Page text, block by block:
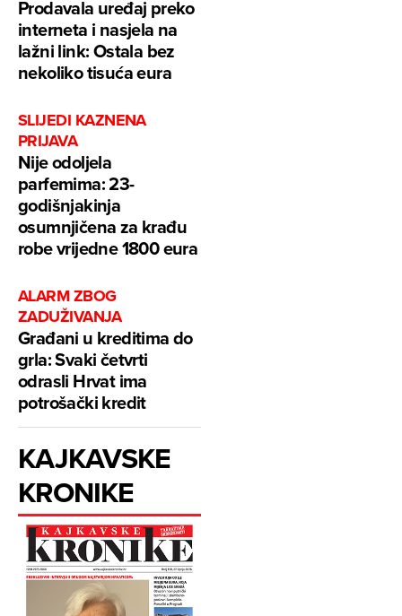
Prodavala uređaj preko
interneta i nasjela na
lažni link: Ostala bez
nekoliko tisuća eura
SLIJEDI KAZNENA
PRIJAVA
Nije odoljela
parfemima: 23-
godišnjakinja
osumnjičena za krađu
robe vrijedne 1800 eura
ALARM ZBOG
ZADUŽIVANJA
Građani u kreditima do
grla: Svaki četvrti
odrasli Hrvat ima
potrošački kredit
KAJKAVSKE
KRONIKE